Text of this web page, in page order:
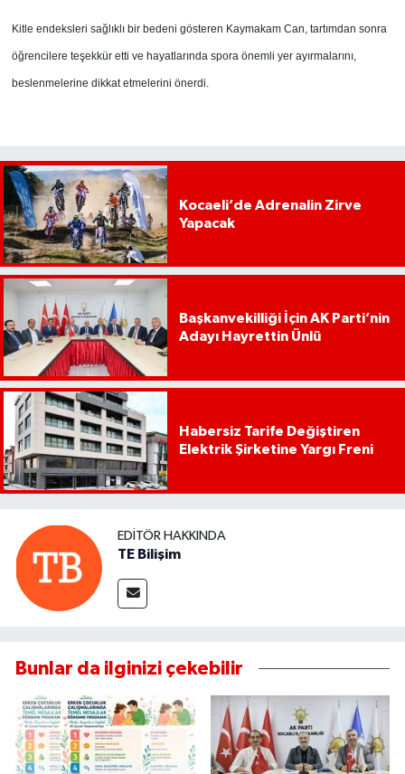
Kitle endeksleri sağlıklı bir bedeni gösteren Kaymakam Can, tartımdan sonra
öğrencilere teşekkür etti ve hayatlarında spora önemli yer ayırmalarını,
beslenmelerine dikkat etmelerini önerdi.
Kocaeli’de Adrenalin Zirve
Yapacak
Başkanvekilliği İçin AK Parti’nin
Adayı Hayrettin Ünlü
Habersiz Tarife Değiştiren
Elektrik Şirketine Yargı Freni
EDITÖR HAKKINDA
TE Bilişim
Bunlar da ilginizi çekebilir